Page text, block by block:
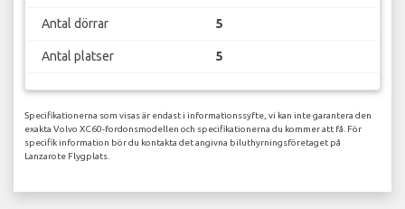
Antal dörrar 5
Antal platser 5
Specifikationerna som visas är endast i informationssyfte, vi kan inte garantera den
exakta Volvo XC60-fordonsmodellen och specifikationerna du kommer att få. För
specifik information bör du kontakta det angivna biluthyrningsföretaget på
Lanzarote Flygplats.